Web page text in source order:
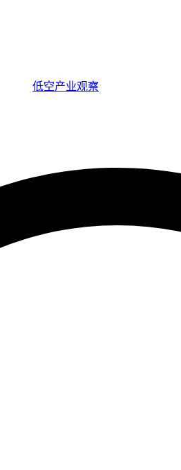
低空产业观察